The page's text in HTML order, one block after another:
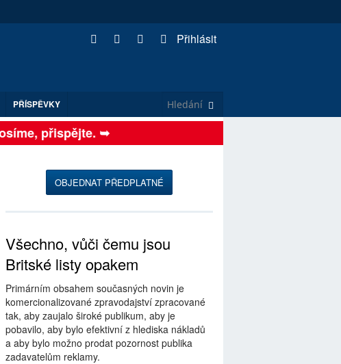
Přihlásit
PŘÍSPĚVKY
přispějte. ➥
OBJEDNAT PŘEDPLATNÉ
Všechno, vůči čemu jsou
Britské listy opakem
Primárním obsahem současných novin je
komercionalizované zpravodajství zpracované
tak, aby zaujalo široké publikum, aby je
pobavilo, aby bylo efektivní z hlediska nákladů
a aby bylo možno prodat pozornost publika
zadavatelům reklamy.